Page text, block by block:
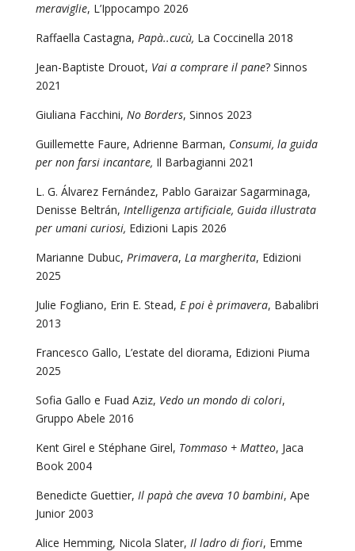
meraviglie, L’Ippocampo 2026
Raffaella Castagna, Papà..cucù, La Coccinella 2018
Jean-Baptiste Drouot, Vai a comprare il pane? Sinnos
2021
Giuliana Facchini, No Borders, Sinnos 2023
Guillemette Faure, Adrienne Barman, Consumi, la guida
per non farsi incantare, Il Barbagianni 2021
L. G. Álvarez Fernández, Pablo Garaizar Sagarminaga,
Denisse Beltrán, Intelligenza artificiale, Guida illustrata
per umani curiosi, Edizioni Lapis 2026
Marianne Dubuc, Primavera, La margherita, Edizioni
2025
Julie Fogliano, Erin E. Stead, E poi è primavera, Babalibri
2013
Francesco Gallo, L’estate del diorama, Edizioni Piuma
2025
Sofia Gallo e Fuad Aziz, Vedo un mondo di colori,
Gruppo Abele 2016
Kent Girel e Stéphane Girel, Tommaso + Matteo, Jaca
Book 2004
Benedicte Guettier, Il papà che aveva 10 bambini, Ape
Junior 2003
Alice Hemming, Nicola Slater, Il ladro di fiori, Emme